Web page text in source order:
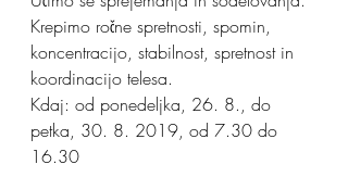
Krepimo ročne spretnosti, spomin,
koncentracijo, stabilnost, spretnost in
koordinacijo telesa.
Kdaj: od ponedeljka, 26. 8., do
petka, 30. 8. 2019, od 7.30 do
16.30